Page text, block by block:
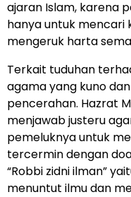
ajaran Islam, karena
hanya untuk mencari
mengeruk harta
Terkait tuduhan
agama yang kuno
pencerahan. Hazrat
menjawab justeru
pemeluknya untuk
tercermin dengan
“Robbi zidni ilman”
menuntut ilmu dan